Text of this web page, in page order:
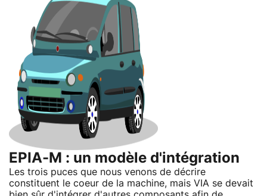
EPIA-M : un modèle d'intégration
Les trois puces que nous venons de décrire
constituent le coeur de la machine, mais VIA se devait